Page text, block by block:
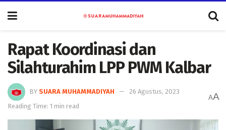
Rapat Koordinasi dan
Silahturahim LPP PWM Kalbar
BY SUARA MUHAMMADIYAH
26 Agustus, 2023
Reading Time: 1 min read
AA